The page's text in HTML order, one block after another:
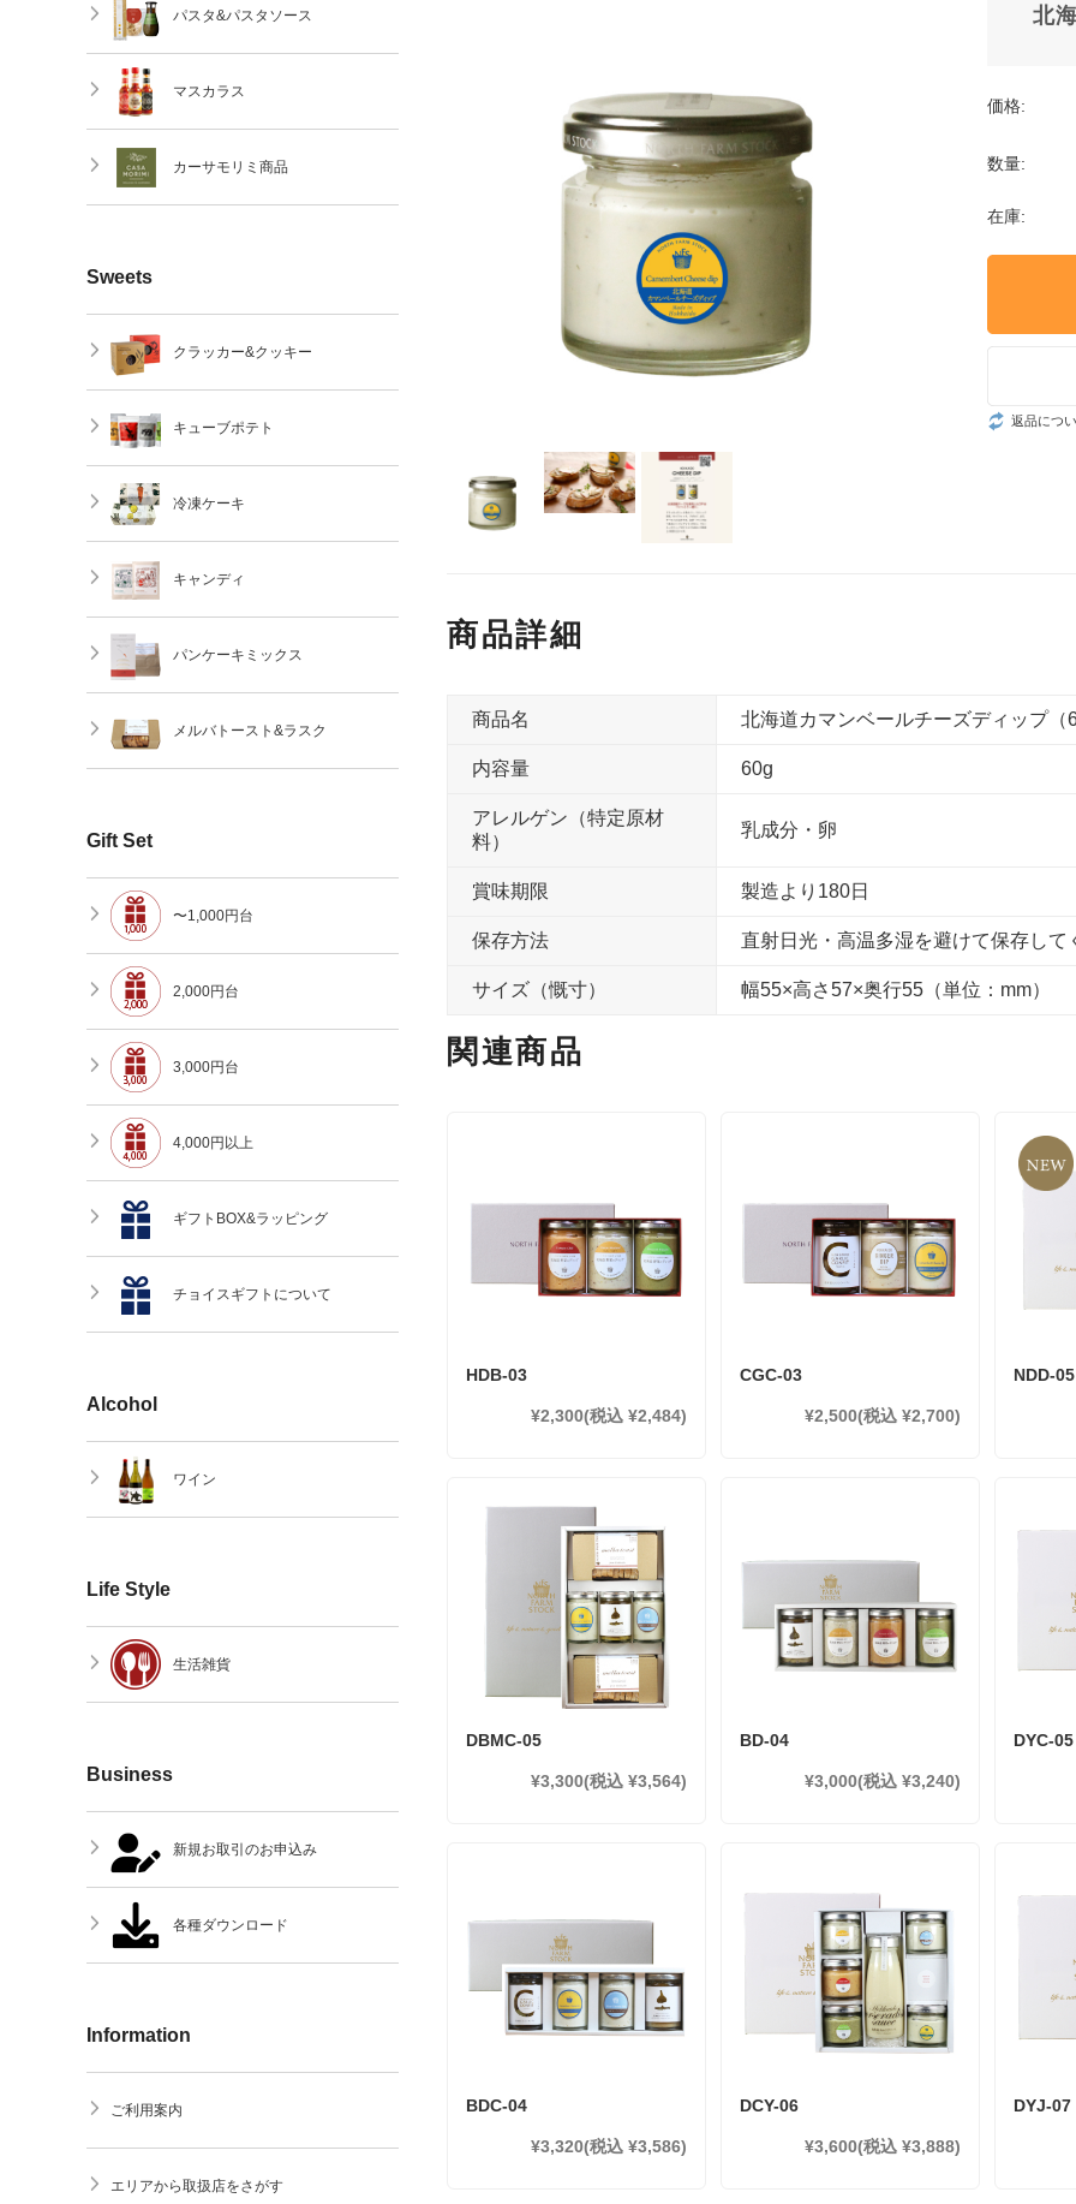
北
価格:
数量:
在庫:
返品につ
商品詳細
商品名 北海道カマンベールチーズディップ（
内容量 60g
アレルゲン（特定原材
料）
乳成分・卵
賞味期限 製造より180日
保存方法 直射日光・高温多湿を避けて保存して
サイズ（慨寸） 幅55×高さ57×奥行55（単位：mm）
関連商品
HDB-03
¥2,300(税込 ¥2,484)
CGC-03
¥2,500(税込 ¥2,700)
NDD-05
DBMC-05
¥3,300(税込 ¥3,564)
BD-04
¥3,000(税込 ¥3,240)
DYC-05
BDC-04
¥3,320(税込 ¥3,586)
DCY-06
¥3,600(税込 ¥3,888)
DYJ-07
パスタ&パスタソース
マスカラス
カーサモリミ商品
Sweets
クラッカー&クッキー
キューブポテト
冷凍ケーキ
キャンディ
パンケーキミックス
メルバトースト&ラスク
Gift Set
〜1,000円台
2,000円台
3,000円台
4,000円以上
ギフトBOX&ラッピング
チョイスギフトについて
Alcohol
ワイン
Life Style
生活雑貨
Business
新規お取引のお申込み
各種ダウンロード
Information
ご利用案内
エリアから取扱店をさがす